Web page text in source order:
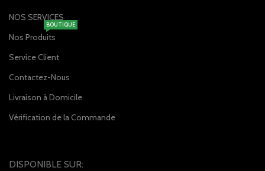
NOS SERVICES
Nos Produits
BOUTIQUE
Service Client
Contactez-Nous
Livraison à Domicile
Vérification de la Commande
DISPONIBLE SUR: